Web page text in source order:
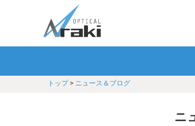
トップ> ニュース＆ブログ
ニ